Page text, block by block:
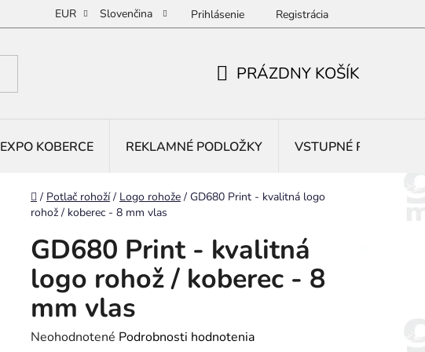
EUR Slovenčina Prihlásenie Registrácia
PRÁZDNY KOŠÍK
EXPO KOBERCE REKLAMNÉ PODLOŽKY VSTUPNÉ ROHOŽE
Domov
/ Potlač rohoží / Logo rohože / GD680 Print - kvalitná logo
rohož / koberec - 8 mm vlas
GD680 Print - kvalitná
logo rohož / koberec - 8
mm vlas
Priemerné
Neohodnotené Podrobnosti hodnotenia